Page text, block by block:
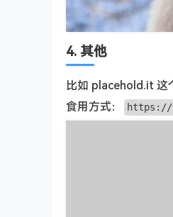
4. 其他
比如 placehold.it 这
食用方式：
https://